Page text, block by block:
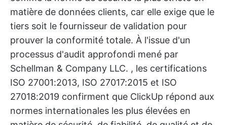
matière de données clients, car elle exige que le
tiers soit le fournisseur de validation pour
prouver la conformité totale. À l'issue d'un
processus d'audit approfondi mené par
Schellman & Company LLC. , les certifications
ISO 27001:2013, ISO 27017:2015 et ISO
27018:2019 confirment que ClickUp répond aux
normes internationales les plus élevées en